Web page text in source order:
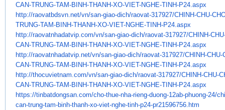
CAN-TRUNG-TAM-BINH-THANH-XO-VIET-NGHE-TINH-P24.aspx
http://raovatbdsvn.net/vn/san-giao-dich/raovat-317927/CHINH-CHU-
TRUNG-TAM-BINH-THANH-XO-VIET-NGHE-TINH-P24.aspx
http://raovatnhadatvip.com/vn/san-giao-dich/raovat-317927/CHINH-
CAN-TRUNG-TAM-BINH-THANH-XO-VIET-NGHE-TINH-P24.aspx
http://raovatnhadatvip.net/vn/san-giao-dich/raovat-317927/CHINH-CHU-
CAN-TRUNG-TAM-BINH-THANH-XO-VIET-NGHE-TINH-P24.aspx
http://thocuvietnam.com/vn/san-giao-dich/raovat-317927/CHINH-CHU-
CAN-TRUNG-TAM-BINH-THANH-XO-VIET-NGHE-TINH-P24.aspx
https://tinbatdongsan.com/cho-thue-nha-rieng-duong-12ab-phuong-24/
can-trung-tam-binh-thanh-xo-viet-nghe-tinh-p24-pr21596756.htm